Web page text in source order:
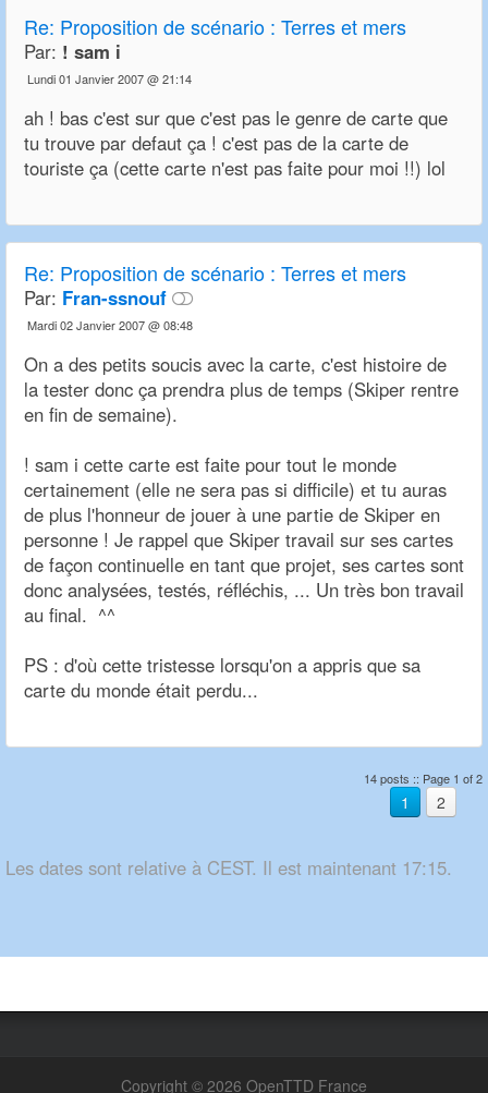
Re: Proposition de scénario : Terres et mers
Par: ! sam i
Lundi 01 Janvier 2007 @ 21:14
ah ! bas c'est sur que c'est pas le genre de carte que
tu trouve par defaut ça ! c'est pas de la carte de
touriste ça (cette carte n'est pas faite pour moi !!) lol
Re: Proposition de scénario : Terres et mers
Par: Fran-ssnouf
Mardi 02 Janvier 2007 @ 08:48
On a des petits soucis avec la carte, c'est histoire de
la tester donc ça prendra plus de temps (Skiper rentre
en fin de semaine).
! sam i cette carte est faite pour tout le monde
certainement (elle ne sera pas si difficile) et tu auras
de plus l'honneur de jouer à une partie de Skiper en
personne ! Je rappel que Skiper travail sur ses cartes
de façon continuelle en tant que projet, ses cartes sont
donc analysées, testés, réfléchis, ... Un très bon travail
au final. ^^
PS : d'où cette tristesse lorsqu'on a appris que sa
carte du monde était perdu...
14 posts :: Page 1 of 2
1 2
Les dates sont relative à CEST. Il est maintenant 17:15.
Copyright © 2026 OpenTTD France